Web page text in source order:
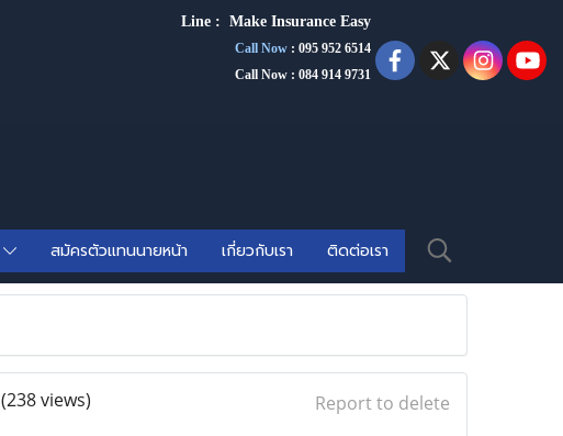
Line : Make Insurance Easy
Call Now : 095 952 6514
Call Now : 084 914 9731
สมัครตัวแทนนายหน้า เกี่ยวกับเรา ติดต่อเรา
(238 views) Report to delete